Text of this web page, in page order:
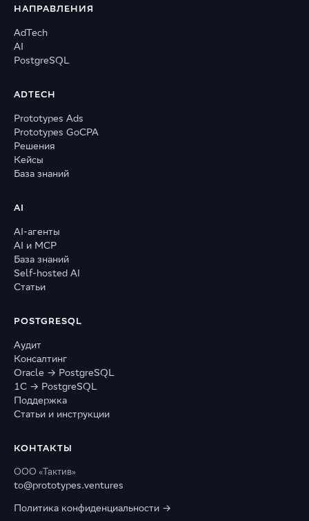
НАПРАВЛЕНИЯ
AdTech
AI
PostgreSQL
ADTECH
Prototypes Ads
Prototypes GoCPA
Решения
Кейсы
База знаний
AI
AI-агенты
AI и MCP
База знаний
Self-hosted AI
Статьи
POSTGRESQL
Аудит
Консалтинг
Oracle → PostgreSQL
1С → PostgreSQL
Поддержка
Статьи и инструкции
КОНТАКТЫ
ООО «Тактив»
to@prototypes.ventures
Политика конфиденциальности →